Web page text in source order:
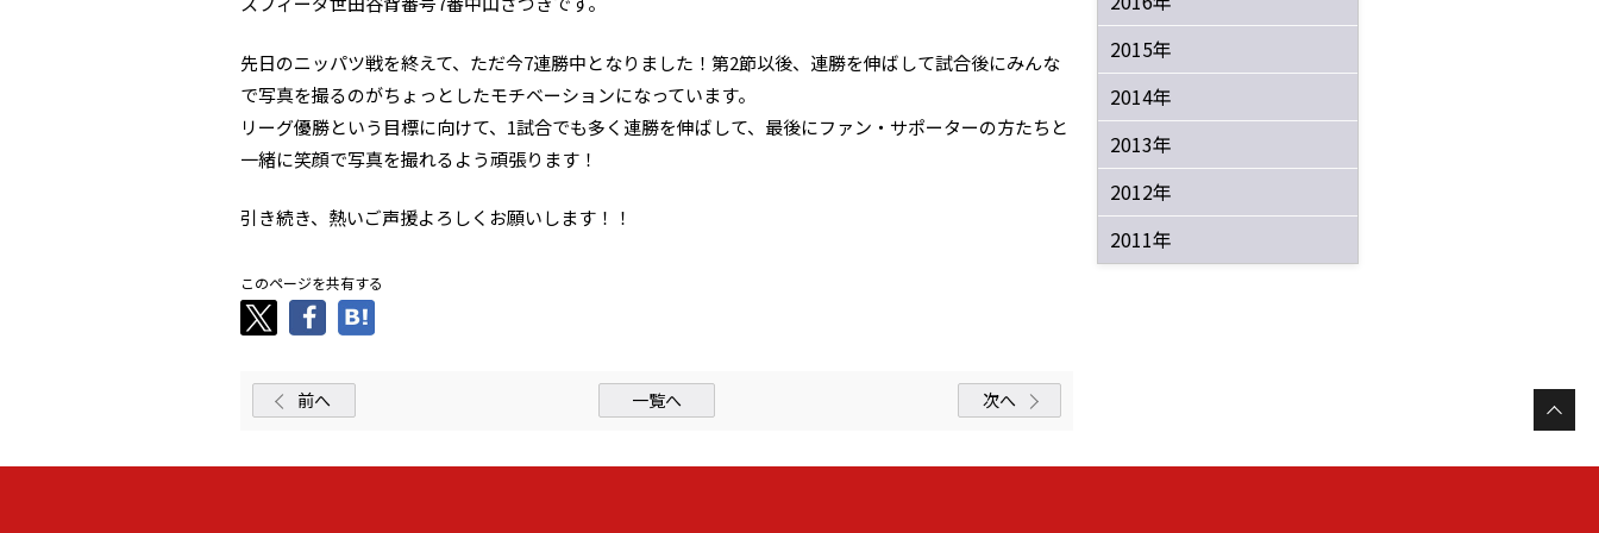
先日のニッパツ戦を終えて、ただ今7連勝中となりました！第2節以後、連勝を伸ばして試合後にみんな
で写真を撮るのがちょっとしたモチベーションになっています。
リーグ優勝という目標に向けて、1試合でも多く連勝を伸ばして、最後にファン・サポーターの方たちと
一緒に笑顔で写真を撮れるよう頑張ります！
引き続き、熱いご声援よろしくお願いします！！
このページを共有する
前へ 一覧へ 次へ
2015年
2014年
2013年
2012年
2011年